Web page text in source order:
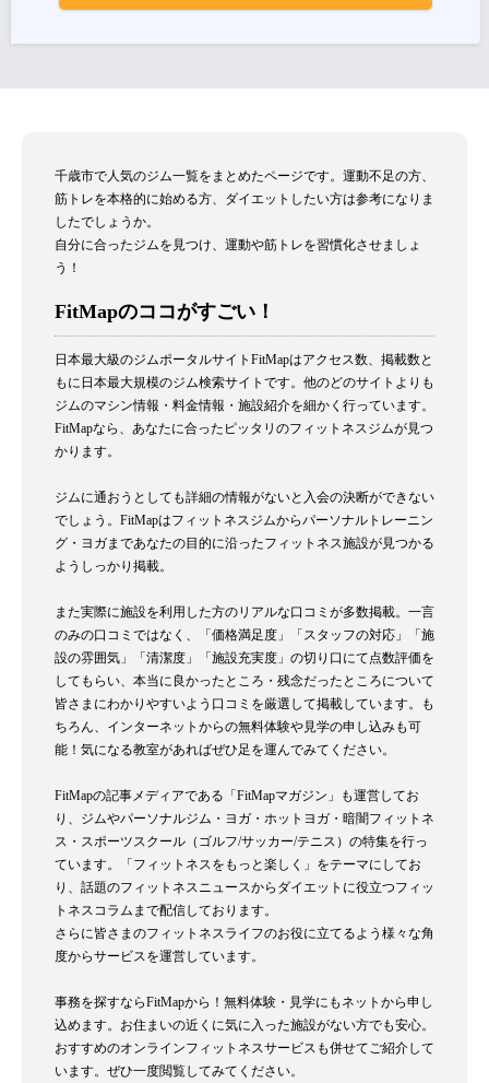
千歳市で人気のジム一覧をまとめたページです。運動不足の方、
筋トレを本格的に始める方、ダイエットしたい方は参考になりま
したでしょうか。
自分に合ったジムを見つけ、運動や筋トレを習慣化させましょ
う！
FitMapのココがすごい！
日本最大級のジムポータルサイトFitMapはアクセス数、掲載数と
もに日本最大規模のジム検索サイトです。他のどのサイトよりも
ジムのマシン情報・料金情報・施設紹介を細かく行っています。
FitMapなら、あなたに合ったピッタリのフィットネスジムが見つ
かります。
ジムに通おうとしても詳細の情報がないと入会の決断ができない
でしょう。FitMapはフィットネスジムからパーソナルトレーニン
グ・ヨガまであなたの目的に沿ったフィットネス施設が見つかる
ようしっかり掲載。
また実際に施設を利用した方のリアルな口コミが多数掲載。一言
のみの口コミではなく、「価格満足度」「スタッフの対応」「施
設の雰囲気」「清潔度」「施設充実度」の切り口にて点数評価を
してもらい、本当に良かったところ・残念だったところについて
皆さまにわかりやすいよう口コミを厳選して掲載しています。も
ちろん、インターネットからの無料体験や見学の申し込みも可
能！気になる教室があればぜひ足を運んでみてください。
FitMapの記事メディアである「FitMapマガジン」も運営してお
り、ジムやパーソナルジム・ヨガ・ホットヨガ・暗闇フィットネ
ス・スポーツスクール（ゴルフ/サッカー/テニス）の特集を行っ
ています。「フィットネスをもっと楽しく」をテーマにしてお
り、話題のフィットネスニュースからダイエットに役立つフィッ
トネスコラムまで配信しております。
さらに皆さまのフィットネスライフのお役に立てるよう様々な角
度からサービスを運営しています。
事務を探すならFitMapから！無料体験・見学にもネットから申し
込めます。お住まいの近くに気に入った施設がない方でも安心。
おすすめのオンラインフィットネスサービスも併せてご紹介して
います。ぜひ一度閲覧してみてください。